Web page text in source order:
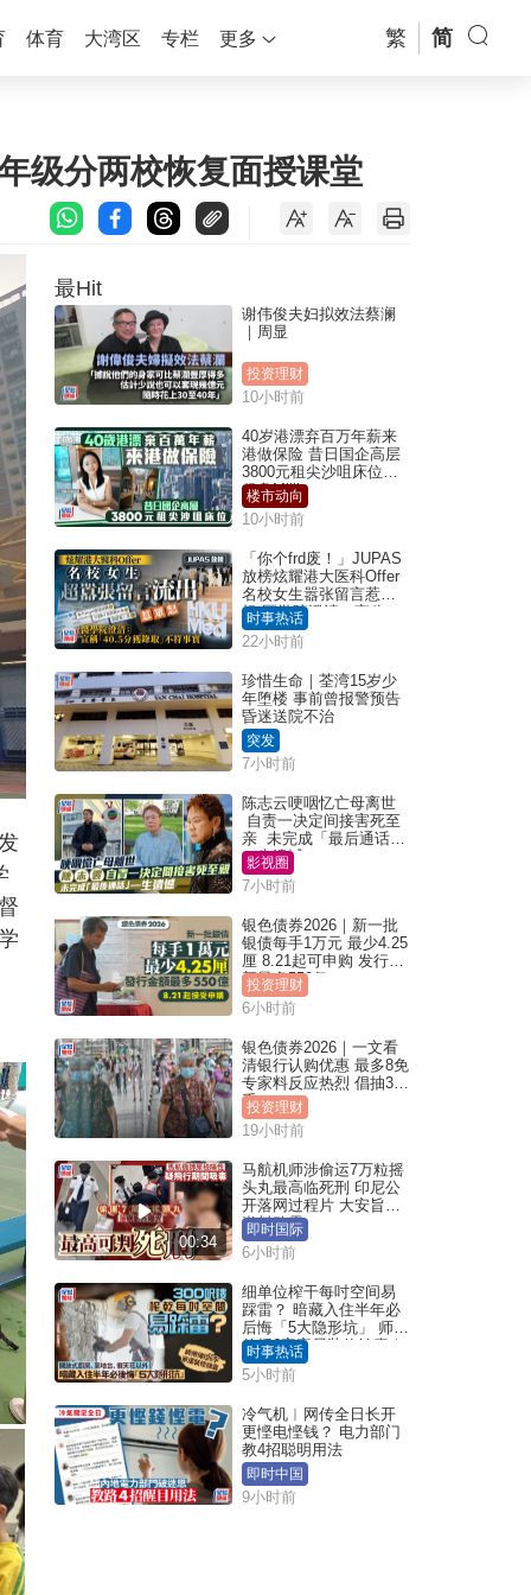
体育 大湾区 专栏 更多 繁 简
级分两校恢复面授课堂
最Hit
谢伟俊夫妇拟效法蔡澜
｜周显
投资理财
10小时前
40岁港漂弃百万年薪来
港做保险 昔日国企高层
3800元租尖沙咀床位｜
租盘Million
楼市动向
10小时前
「你个frd废！」JUPAS
放榜炫耀港大医科Offer
名校女生嚣张留言惹众
怒 医学院澄清：宣称
「40.5分获录取」不符事
实｜Juicy叮
时事热话
22小时前
珍惜生命｜荃湾15岁少
年堕楼 事前曾报警预告
昏迷送院不治
突发
7小时前
陈志云哽咽忆亡母离世
自责一决定间接害死至
亲 未完成「最后通话」
一生遗憾
影视圈
7小时前
银色债券2026｜新一批
银债每手1万元 最少4.25
厘 8.21起可申购 发行金
额最多550亿
投资理财
6小时前
银色债券2026｜一文看
清银行认购优惠 最多8免
专家料反应热烈 倡抽30
手
投资理财
19小时前
00:34
马航机师涉偷运7万粒摇
头丸最高临死刑 印尼公
开落网过程片 大安旨意
岂料败露
即时国际
6小时前
细单位榨干每吋空间易
踩雷？ 暗藏入住半年必
后悔「5大隐形坑」 师傅
传授6字家居装修锦囊｜
Juicy叮
时事热话
5小时前
冷气机︱网传全日长开
更悭电悭钱？ 电力部门
教4招聪明用法
即时中国
9小时前